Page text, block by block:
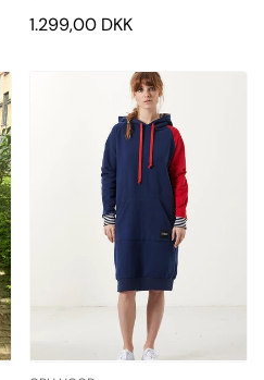
HOODIE
Normalpris
1.299,00 DKK